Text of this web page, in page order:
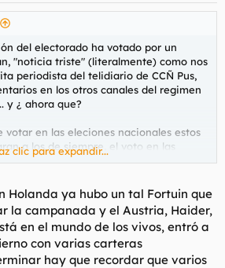
del electorado ha votado por un
"noticia triste" (literalmente) como nos
periodista del telidiario de CCÑ Pus,
en los otros canales del regimen
y ¿ ahora que?
votar en las eleciones nacionales estos
a los de siempre, el voto en las
es un voto de castigo para darle un
elecciones "serias" es algo de medio
unos años tambien salio algun voto
ojala nos decidiesemos a dar una
del PPOE, pero dificil lo veo
clic para expandir...
Holanda ya hubo un tal Fortuin que
la campanada y el Austria, Haider,
en el mundo de los vivos, entró a
con varias carteras
hay que recordar que varios